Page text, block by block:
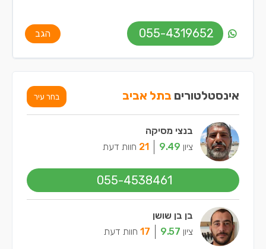
055-4319652 הגב
אינסטלטורים בתל אביב בחר עיר
בנצי מסיקה
ציון 9.49
21 חוות דעת
055-4538461
בן בן שושן
ציון 9.57
17 חוות דעת